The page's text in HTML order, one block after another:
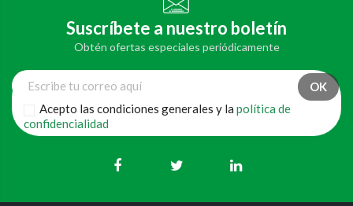
Suscríbete a nuestro boletín
Obtén ofertas especiales periódicamente
Acepto las condiciones generales y lapolítica de
confidencialidad